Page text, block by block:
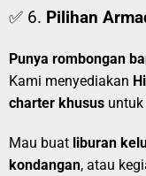
✅ 6. Pilihan
Punya rombongan
Kami menyediakan
charter khusus
Mau buat liburan
kondangan, atau